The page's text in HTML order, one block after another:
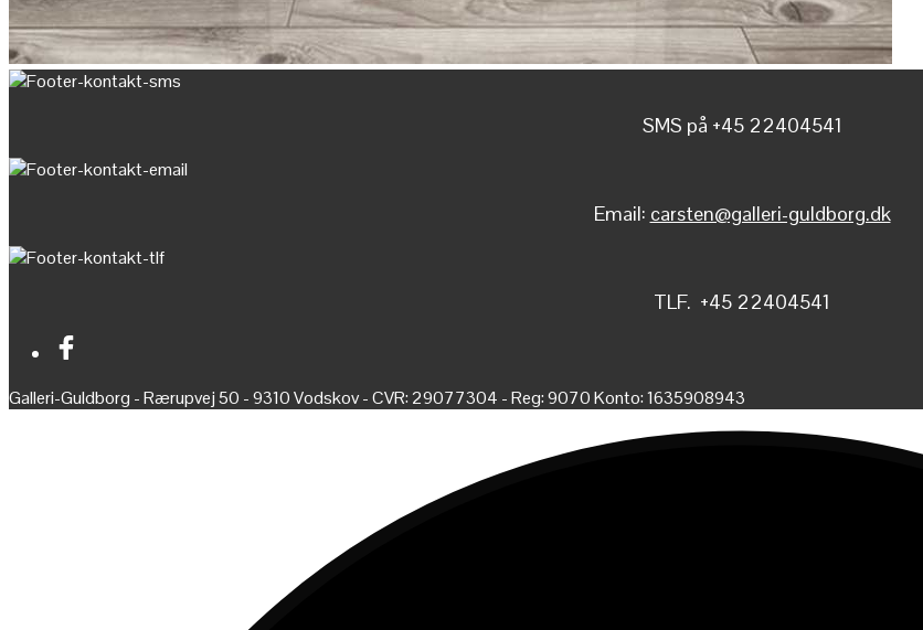
SMS på +45 22404541
Email: carsten@galleri-guldborg.dk
TLF. +45 22404541
Galleri-Guldborg - Rærupvej 50 - 9310 Vodskov - CVR: 29077304 - Reg: 9070 Konto: 1635908943